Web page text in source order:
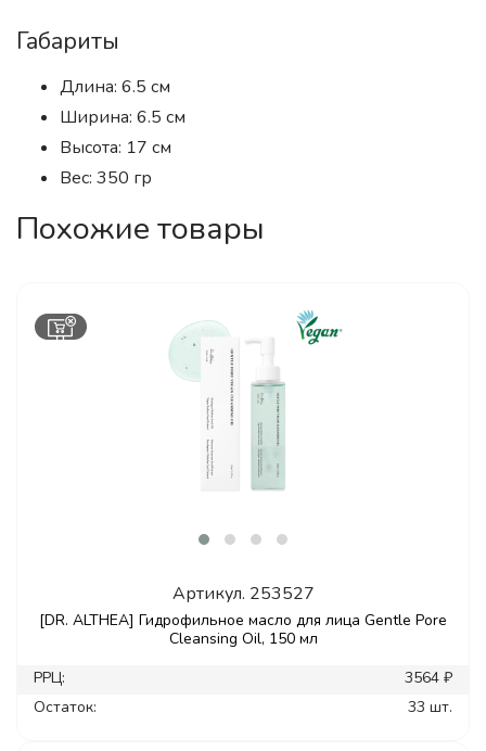
Габариты
Длина: 6.5 см
Ширина: 6.5 см
Высота: 17 см
Вес: 350 гр
Похожие товары
Артикул. 253527
[DR. ALTHEA] Гидрофильное масло для лица Gentle Pore
Cleansing Oil, 150 мл
РРЦ:
3564 ₽
Остаток:
33 шт.